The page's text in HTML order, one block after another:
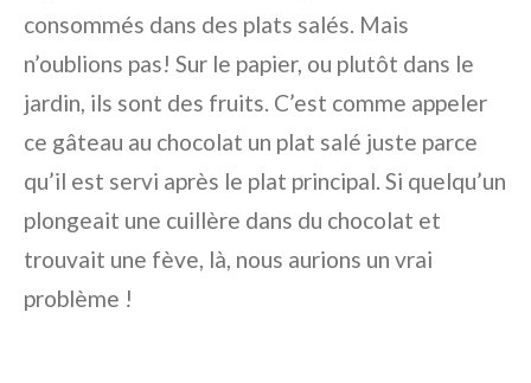
consommés dans des plats salés. Mais
n’oublions pas! Sur le papier, ou plutôt dans le
jardin, ils sont des fruits. C’est comme appeler
ce gâteau au chocolat un plat salé juste parce
qu’il est servi après le plat principal. Si quelqu’un
plongeait une cuillère dans du chocolat et
trouvait une fève, là, nous aurions un vrai
problème !